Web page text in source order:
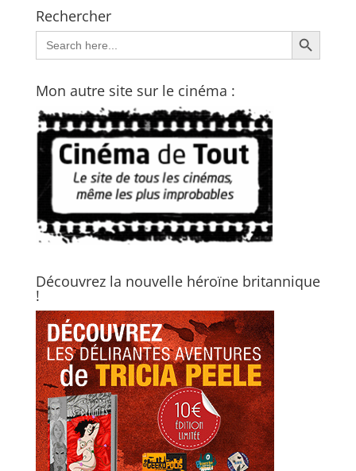
Rechercher
Search
for:
Search Button
Mon autre site sur le cinéma :
Découvrez la nouvelle héroïne britannique
!